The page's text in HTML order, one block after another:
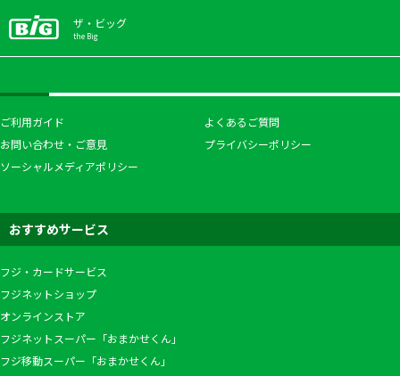
ザ・ビッグ
the Big
ご利用ガイド
よくあるご質問
お問い合わせ・ご意見
プライバシーポリシー
ソーシャルメディアポリシー
おすすめサービス
フジ・カードサービス
フジネットショップ
オンラインストア
フジネットスーパー「おまかせくん」
フジ移動スーパー「おまかせくん」